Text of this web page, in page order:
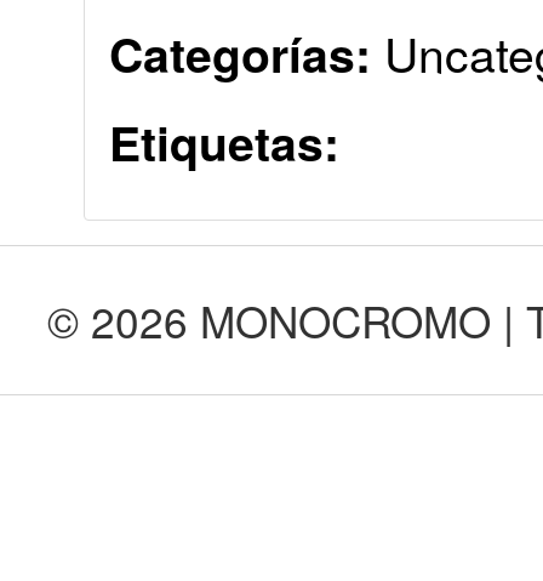
Categorías:
Etiquetas:
© 2026 MONOCROMO |